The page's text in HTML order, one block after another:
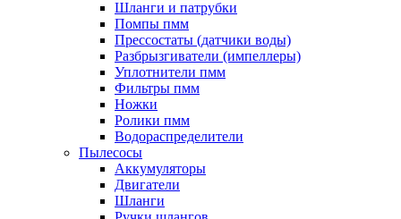
Шланги и патрубки
Помпы пмм
Прессостаты (датчики воды)
Разбрызгиватели (импеллеры)
Уплотнители пмм
Фильтры пмм
Ножки
Ролики пмм
Водораспределители
Пылесосы
Аккумуляторы
Двигатели
Шланги